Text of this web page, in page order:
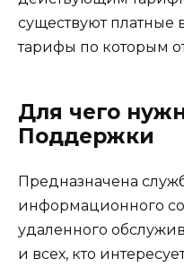
существуют
тарифы по которым
Для чего
Поддержки
Предназначена
информационного
удаленного
и всех, кто